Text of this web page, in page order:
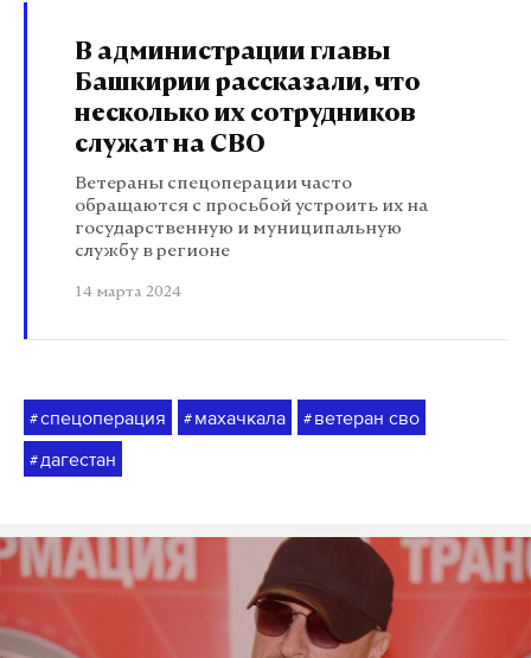
В администрации главы
Башкирии рассказали, что
несколько их сотрудников
служат на СВО
Ветераны спецоперации часто
обращаются с просьбой устроить их на
государственную и муниципальную
службу в регионе
14 марта 2024
#спецоперация # махачкала # ветеран сво
# дагестан